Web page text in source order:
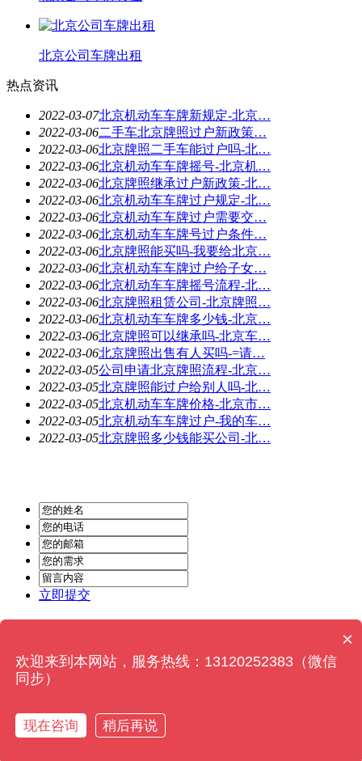
北京公司车牌出租
热点资讯
2022-03-07北京机动车车牌新规定-北京…
2022-03-06二手车北京牌照过户新政策…
2022-03-06北京牌照二手车能过户吗-北…
2022-03-06北京机动车车牌摇号-北京机…
2022-03-06北京牌照继承过户新政策-北…
2022-03-06北京机动车车牌过户规定-北…
2022-03-06北京机动车车牌过户需要交…
2022-03-06北京机动车车牌号过户条件…
2022-03-06北京牌照能买吗-我要给北京…
2022-03-06北京机动车车牌过户给子女…
2022-03-06北京机动车车牌摇号流程-北…
2022-03-06北京牌照租赁公司-北京牌照…
2022-03-06北京机动车车牌多少钱-北京…
2022-03-06北京牌照可以继承吗-北京车…
2022-03-06北京牌照出售有人买吗-=请…
2022-03-05公司申请北京牌照流程-北京…
2022-03-05北京牌照能过户给别人吗-北…
2022-03-05北京机动车车牌价格-北京市…
2022-03-05北京机动车车牌过户-我的车…
2022-03-05北京牌照多少钱能买公司-北…
立即提交
Powered byMetInfo 6.2.0© 2008-2022MetInfo Inc.
在线咨询
电话咨询
×
欢迎来到本网站，服务热线：13120252383（微信
同步）
现在咨询 稍后再说